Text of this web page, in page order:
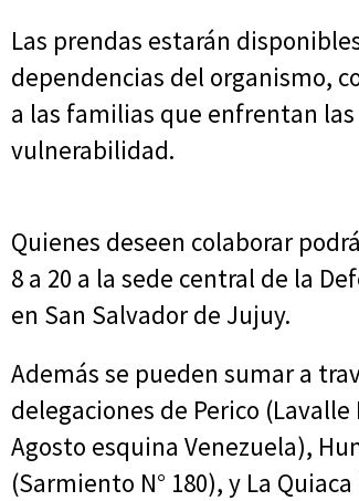
Las prendas estarán
dependencias del organismo,
a las familias que enfrentan
vulnerabilidad.
Quienes deseen colaborar
8 a 20 a la sede central de la
en San Salvador de Jujuy.
Además se pueden sumar a
delegaciones de Perico
Agosto esquina Venezuela),
(Sarmiento N° 180), y La